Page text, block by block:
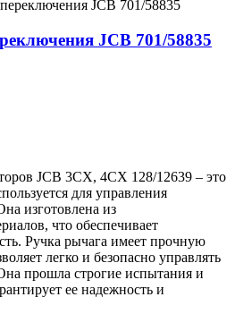
JCB 701/58835
JCB 3CX, 4CX 128/12639 – это
для управления
изготовлена из
что обеспечивает
Ручка рычага имеет прочную
легко и безопасно управлять
прошла строгие испытания и
ее надежность и